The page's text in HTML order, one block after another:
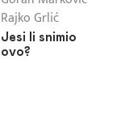
Rajko Grlić
Jesi li snimio
ovo?